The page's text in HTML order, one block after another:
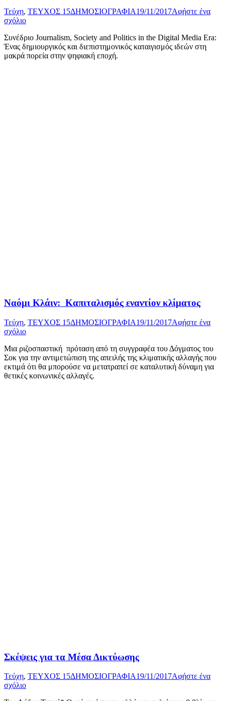
Τεύχη, ΤΕΥΧΟΣ 15ΔΗΜΟΣΙΟΓΡΑΦΙΑ19/11/2017Αφήστε ένα
σχόλιο
Συνέδριο Journalism, Society and Politics in the Digital Media Era:
Ένας δημιουργικός και διεπιστημονικός καταιγισμός ιδεών στη
μακρά πορεία στην ψηφιακή εποχή.
Ναόμι Κλάιν: Καπιταλισμός εναντίον κλίματος
Τεύχη, ΤΕΥΧΟΣ 15ΔΗΜΟΣΙΟΓΡΑΦΙΑ19/11/2017Αφήστε ένα
σχόλιο
Μια ριζοσπαστική πρόταση από τη συγγραφέα του Δόγματος του
Σοκ για την αντιμετώπιση της απειλής της κλιματικής αλλαγής που
εκτιμά ότι θα μπορούσε να μετατραπεί σε καταλυτική δύναμη για
θετικές κοινωνικές αλλαγές.
Σκέψεις για τα Μέσα Δικτύωσης
Τεύχη, ΤΕΥΧΟΣ 15ΔΗΜΟΣΙΟΓΡΑΦΙΑ19/11/2017Αφήστε ένα
σχόλιο